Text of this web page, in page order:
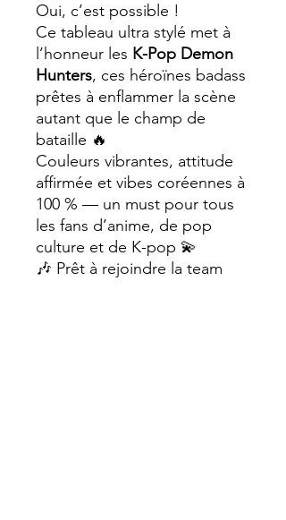
Oui, c’est possible !
Ce tableau ultra stylé met à
l’honneur les K-Pop Demon
Hunters, ces héroïnes badass
prêtes à enflammer la scène
autant que le champ de
bataille 🔥
Couleurs vibrantes, attitude
affirmée et vibes coréennes à
100 % — un must pour tous
les fans d’anime, de pop
culture et de K-pop 💫
🎶 Prêt à rejoindre la team